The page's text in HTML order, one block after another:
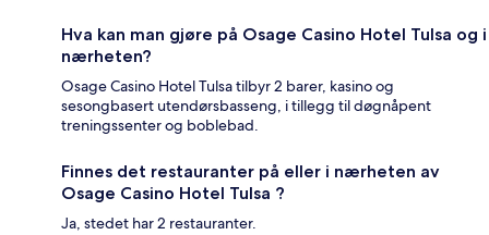
Hva kan man gjøre på Osage Casino Hotel Tulsa og i
nærheten?
Osage Casino Hotel Tulsa tilbyr 2 barer, kasino og
sesongbasert utendørsbasseng, i tillegg til døgnåpent
treningssenter og boblebad.
Finnes det restauranter på eller i nærheten av
Osage Casino Hotel Tulsa ?
Ja, stedet har 2 restauranter.